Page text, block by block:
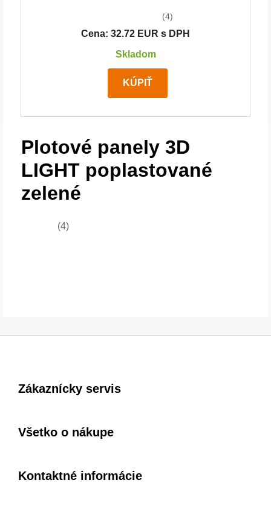
(4)
Cena: 32.72 EUR s DPH
Skladom
KÚPIŤ
Plotové panely 3D
LIGHT poplastované
zelené
(4)
Zákaznícky servis
Všetko o nákupe
Kontaktné informácie